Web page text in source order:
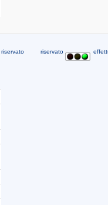
riservato riservato